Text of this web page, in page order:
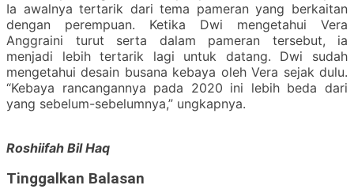
Ia awalnya tertarik dari tema pameran yang berkaitan
dengan perempuan. Ketika Dwi mengetahui Vera
Anggraini turut serta dalam pameran tersebut, ia
menjadi lebih tertarik lagi untuk datang. Dwi sudah
mengetahui desain busana kebaya oleh Vera sejak dulu.
“Kebaya rancangannya pada 2020 ini lebih beda dari
yang sebelum-sebelumnya,” ungkapnya.
Roshiifah Bil Haq
Tinggalkan Balasan